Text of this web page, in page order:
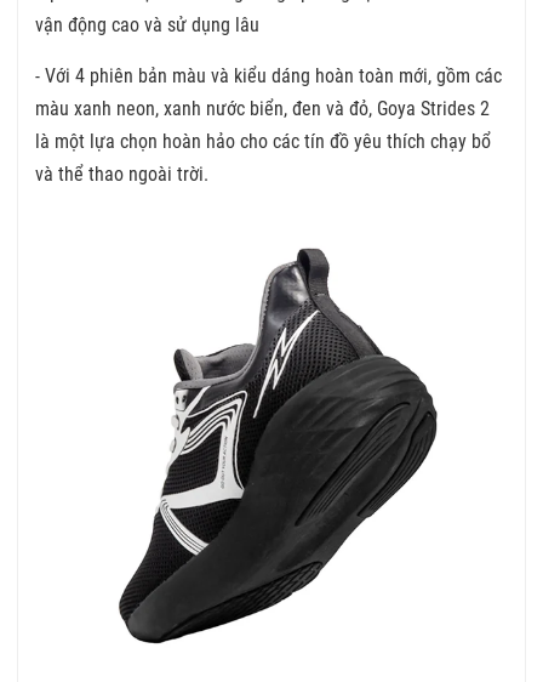
vận động cao và sử dụng lâu
- Với 4 phiên bản màu và kiểu dáng hoàn toàn mới, gồm các
màu xanh neon, xanh nước biển, đen và đỏ, Goya Strides 2
là một lựa chọn hoàn hảo cho các tín đồ yêu thích chạy bổ
và thể thao ngoài trời.